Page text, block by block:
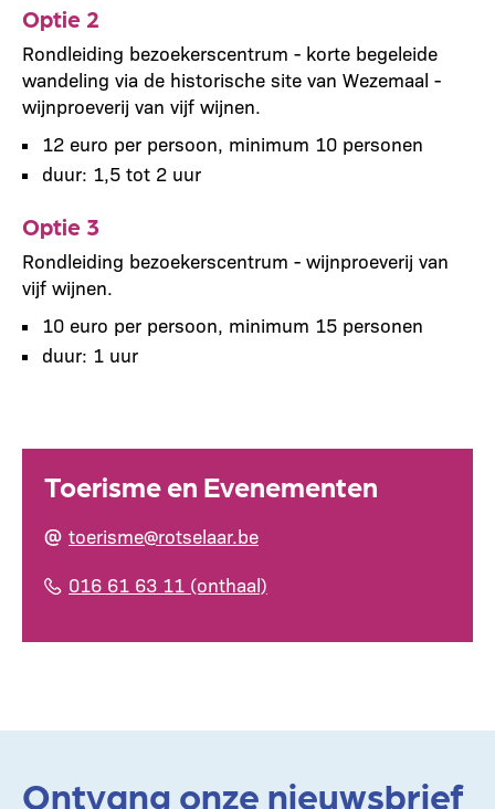
Toerisme en Evenementen
toerisme@rotselaar.be
016 61 63 11 (onthaal)
Optie 2
Rondleiding bezoekerscentrum - korte begeleide
wandeling via de historische site van Wezemaal -
wijnproeverij van vijf wijnen.
12 euro per persoon, minimum 10 personen
duur: 1,5 tot 2 uur
Optie 3
Rondleiding bezoekerscentrum - wijnproeverij van
vijf wijnen.
10 euro per persoon, minimum 15 personen
duur: 1 uur
Ontvang onze nieuwsbrief